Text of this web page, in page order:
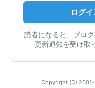
ログ
読者になると、ブロ
更新通知を受け取
Copyright (C)